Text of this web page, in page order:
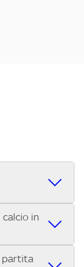
a te per
Sky Wifi, la
la UEFA
MotoGP™ e
in
le partite
partita